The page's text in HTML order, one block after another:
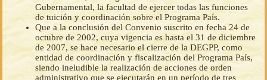
Gubernamental, la facultad de ejercer todas las funciones
de tuición y coordinación sobre el Programa País.
Que a la conclusión del Convenio suscrito en fecha 24 de
octubre de 2002, cuya vigencia es hasta el 31 de diciembre
de 2007, se hace necesario el cierre de la DEGPP, como
entidad de coordinación y fiscalización del Programa País,
siendo ineludible la realización de acciones de orden
administrativo que se ejecutarán en un período de tres